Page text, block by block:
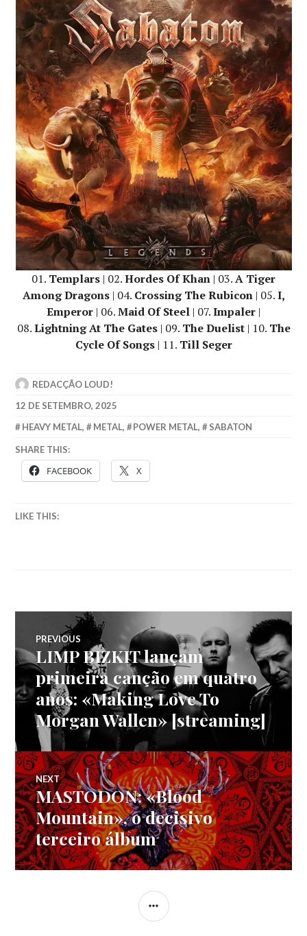
01. Templars | 02.Hordes Of Khan | 03.A Tiger
Among Dragons| 04. Crossing The Rubicon| 05.I,
Emperor | 06.Maid Of Steel | 07.Impaler |
08.Lightning At The Gates| 09. The Duelist| 10. The
Cycle Of Songs| 11. Till Seger
REDACÇÃO LOUD!
12 DE SETEMBRO, 2025
HEAVY METAL, METAL, POWER METAL, SABATON
SHARE THIS:
FACEBOOK X
LIKE THIS:
Navegação
de
artigos
PREVIOUS
Previous
post:
LIMP BIZKIT lançam
primeira canção em quatro
anos: «Making Love To
Morgan Wallen» [streaming]
NEXT
Next
post:
MASTODON: «Blood
Mountain», o decisivo
terceiro álbum
SIDEBAR